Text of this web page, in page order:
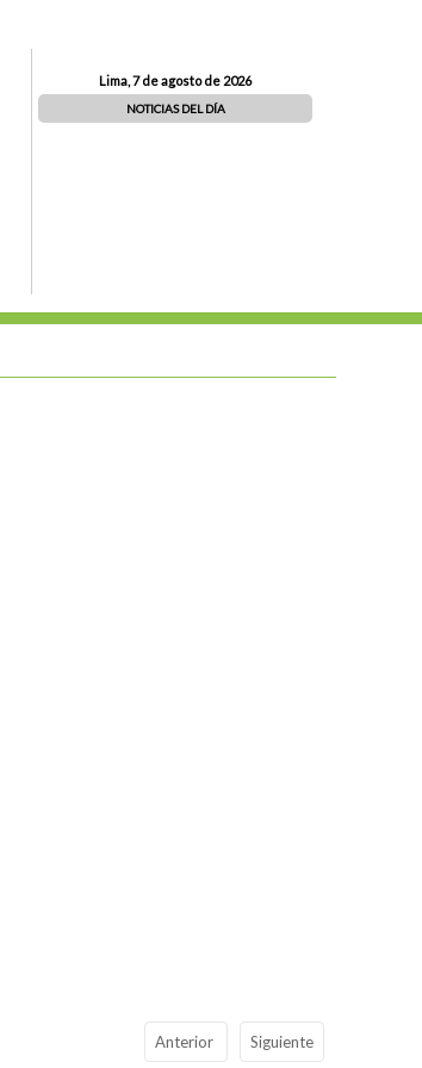
Lima, 7 de agosto de 2026
NOTICIAS DEL DÍA
Anterior Siguiente